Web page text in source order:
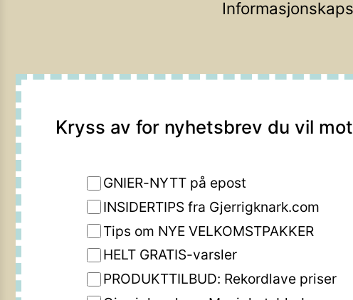
Kryss av for nyhetsbrev du vil
GNIER-NYTT på epost
INSIDERTIPS fra Gjerrigknark.com
Tips om NYE VELKOMSTPAKKER
HELT GRATIS-varsler
PRODUKTTILBUD: Rekordlave priser